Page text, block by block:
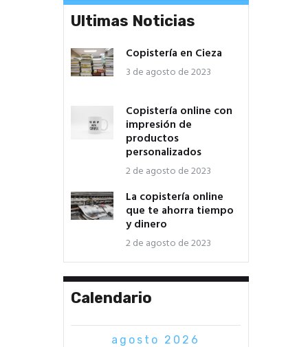
Ultimas Noticias
Copistería en Cieza
3 de agosto de 2023
Copistería online con
impresión de
productos
personalizados
2 de agosto de 2023
La copistería online
que te ahorra tiempo
y dinero
2 de agosto de 2023
Calendario
agosto 2026